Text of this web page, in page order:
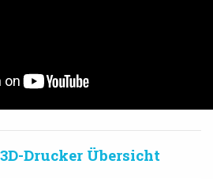
Drucker Übersicht